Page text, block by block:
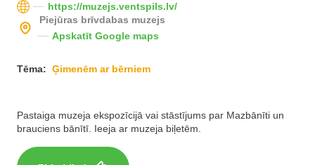
https://muzejs.ventspils.lv/
Piejūras brīvdabas muzejs
Apskatīt Google maps
Tēma: Ģimenēm ar bērniem
Pastaiga muzeja ekspozīcijā vai stāstījums par Mazbānīti un
brauciens bānītī. Ieeja ar muzeja biļetēm.